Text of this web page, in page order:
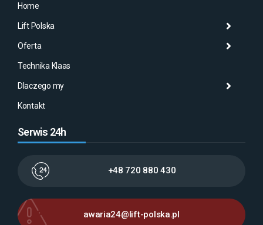
Home
Lift Polska
Oferta
Technika Klaas
Dlaczego my
Kontakt
Serwis 24h
+48 720 880 430
awaria24@lift-polska.pl